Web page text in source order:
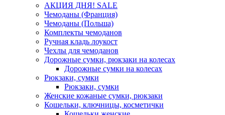
АКЦИЯ ДНЯ! SALE
Чемоданы (Франция)
Чемоданы (Польша)
Комплекты чемоданов
Ручная кладь лоукост
Чехлы для чемоданов
Дорожные сумки, рюкзаки на колесах
Дорожные сумки на колесах
Рюкзаки, сумки
Рюкзаки, сумки
Женские кожаные сумки, рюкзаки
Кошельки, ключницы, косметички